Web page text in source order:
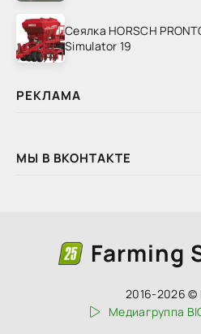
Сеялка HORSCH
Simulator 19
РЕКЛАМА
МЫ В ВКОНТАКТЕ
Farming
2016-2026 ©
Медиагруппа